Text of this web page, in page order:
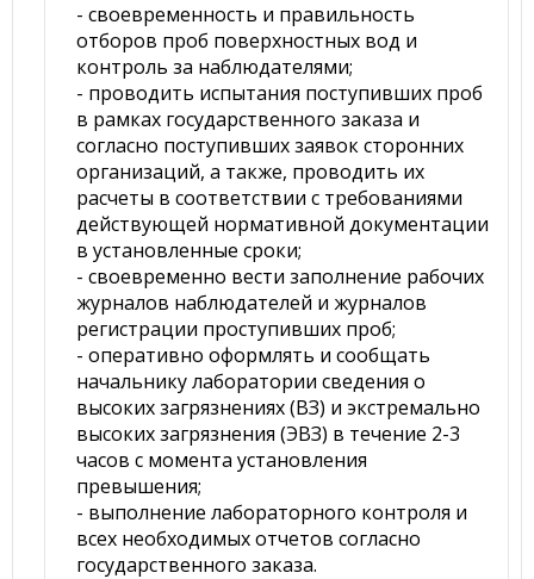
- своевременность и правильность
отборов проб поверхностных вод и
контроль за наблюдателями;
- проводить испытания поступивших проб
в рамках государственного заказа и
согласно поступивших заявок сторонних
организаций, а также, проводить их
расчеты в соответствии с требованиями
действующей нормативной документации
в установленные сроки;
- своевременно вести заполнение рабочих
журналов наблюдателей и журналов
регистрации проступивших проб;
- оперативно оформлять и сообщать
начальнику лаборатории сведения о
высоких загрязнениях (ВЗ) и экстремально
высоких загрязнения (ЭВЗ) в течение 2-3
часов с момента установления
превышения;
- выполнение лабораторного контроля и
всех необходимых отчетов согласно
государственного заказа.